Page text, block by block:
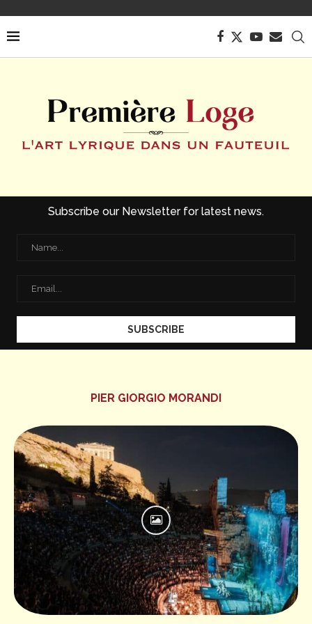
Subscribe our Newsletter for latest news.
PIER GIORGIO MORANDI